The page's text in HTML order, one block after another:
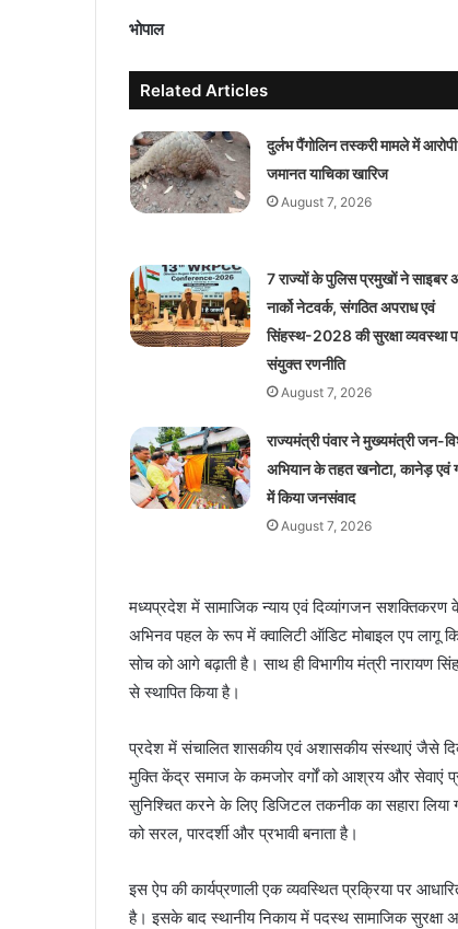
भोपाल
Related Articles
दुर्लभ पैंगोलिन तस्करी मामले में
जमानत याचिका खारिज
August 7, 2026
7 राज्यों के पुलिस प्रमुखों ने साइबर
नार्को नेटवर्क, संगठित अपराध एवं
सिंहस्थ-2028 की सुरक्षा व्यवस्था
संयुक्त रणनीति
August 7, 2026
राज्यमंत्री पंवार ने मुख्यमंत्री जन-
अभियान के तहत खनोटा, कानेड़ एवं
में किया जनसंवाद
August 7, 2026
मध्यप्रदेश में सामाजिक न्याय एवं दिव्यांगजन सशक्तिकरण
अभिनव पहल के रूप में क्वालिटी ऑडिट मोबाइल एप लागू
सोच को आगे बढ़ाती है। साथ ही विभागीय मंत्री नारायण
से स्थापित किया है।
प्रदेश में संचालित शासकीय एवं अशासकीय संस्थाएं जैसे
मुक्ति केंद्र समाज के कमजोर वर्गों को आश्रय और सेवाएं
सुनिश्चित करने के लिए डिजिटल तकनीक का सहारा लिया
को सरल, पारदर्शी और प्रभावी बनाता है।
इस ऐप की कार्यप्रणाली एक व्यवस्थित प्रक्रिया पर
है। इसके बाद स्थानीय निकाय में पदस्थ सामाजिक सुरक्षा